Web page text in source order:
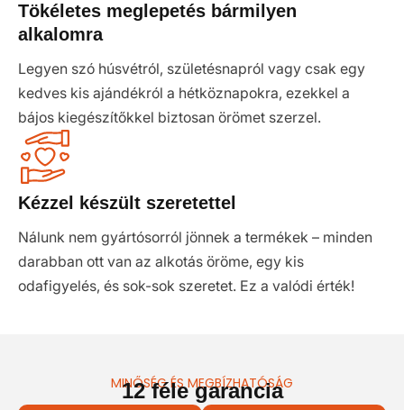
Tökéletes meglepetés bármilyen
alkalomra
Legyen szó húsvétról, születésnapról vagy csak egy
kedves kis ajándékról a hétköznapokra, ezekkel a
bájos kiegészítőkkel biztosan örömet szerzel.
Kézzel készült szeretettel
Nálunk nem gyártósorról jönnek a termékek – minden
darabban ott van az alkotás öröme, egy kis
odafigyelés, és sok-sok szeretet. Ez a valódi érték!
MINŐSÉG ÉS MEGBÍZHATÓSÁG
12 féle garancia